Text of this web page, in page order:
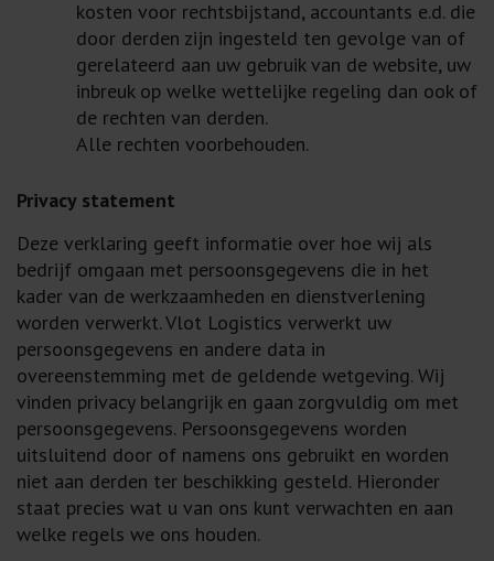
kosten voor rechtsbijstand, accountants e.d. die
door derden zijn ingesteld ten gevolge van of
gerelateerd aan uw gebruik van de website, uw
inbreuk op welke wettelijke regeling dan ook of
de rechten van derden.
Alle rechten voorbehouden.
Privacy statement
Deze verklaring geeft informatie over hoe wij als
bedrijf omgaan met persoonsgegevens die in het
kader van de werkzaamheden en dienstverlening
worden verwerkt. Vlot Logistics verwerkt uw
persoonsgegevens en andere data in
overeenstemming met de geldende wetgeving. Wij
vinden privacy belangrijk en gaan zorgvuldig om met
persoonsgegevens. Persoonsgegevens worden
uitsluitend door of namens ons gebruikt en worden
niet aan derden ter beschikking gesteld. Hieronder
staat precies wat u van ons kunt verwachten en aan
welke regels we ons houden.